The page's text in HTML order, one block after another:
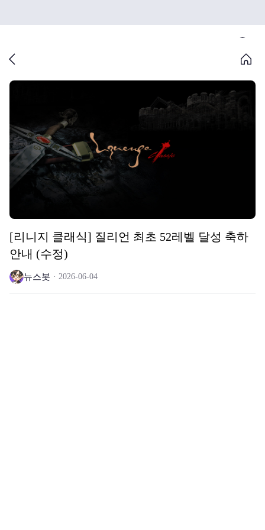
[리니지 클래식] 질리언 최초 52레벨 달성 축하
안내 (수정)
뉴스봇 2026-06-04